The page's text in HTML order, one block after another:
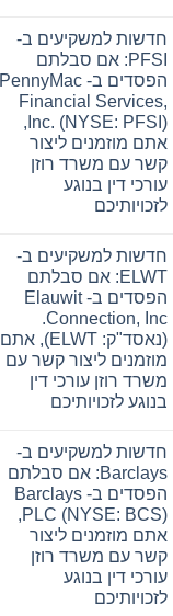
אתם
מוזמנים
ליצור
קשר
משרד
רוזן
עורכי
דין
בנוגע
לזכויותיכם
על
חדשות
למשקיעים
ב-
Hyliion:
אם
סבלתם
הפסדים
ב-
Hyliion
Holdings
Corp.
(NYSE
אתם
מוזמנים
ליצור
קשר
משרד
רוזן
עורכי
דין
בנוגע
לזכויותיכם
חדשות למשקיעים ב-
PFSI: אם סבלתם
הפסדים ב- PennyMac
Financial Services,
Inc. (NYSE: PFSI),
אתם מוזמנים ליצור
קשר עם משרד רוזן
עורכי דין בנוגע
לזכויותיכם
על
חדשות
למשקיעים
ב-
אם
סבלתם
הפסדים
ב-
PennyMac
Financial
Services,
PFSI),
אתם
מוזמנים
ליצור
קשר
עם
משרד
רוזן
עורכי
דין
בנוגע
חדשות למשקיעים ב-
ELWT: אם סבלתם
הפסדים ב- Elauwit
Connection, Inc.
(נאסד"ק: ELWT), אתם
מוזמנים ליצור קשר עם
משרד רוזן עורכי דין
בנוגע לזכויותיכם
על
חדשות
למשקיעים
ב-
ELWT:
אם
סבלתם
הפסדים
ב-
Elauwit
Connection,
Inc.
חדשות למשקיעים ב-
Barclays: אם סבלתם
הפסדים ב- Barclays
PLC (NYSE: BCS),
אתם מוזמנים ליצור
קשר עם משרד רוזן
עורכי דין בנוגע
לזכויותיכם